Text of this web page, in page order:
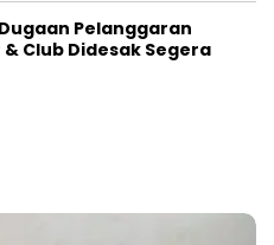
Pelanggaran
Club Didesak Segera